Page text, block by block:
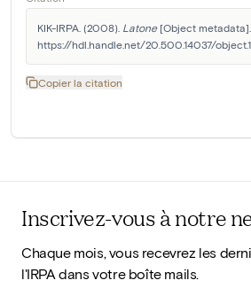
KIK-IRPA. (2008). Latone [Object metadata].
https://hdl.handle.net/20.500.14037/
Copier la citation
Inscrivez-vous à notre
Chaque mois, vous recevrez les
l'IRPA dans votre boîte mails.